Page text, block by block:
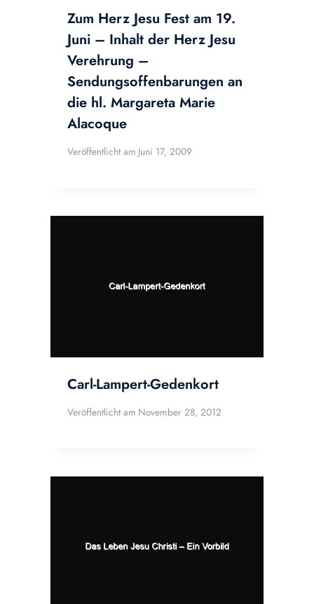
Zum Herz Jesu Fest am 19.
Juni – Inhalt der Herz Jesu
Verehrung –
Sendungsoffenbarungen an
die hl. Margareta Marie
Alacoque
Veröffentlicht am Juni 17, 2009
Carl-Lampert-Gedenkort
Veröffentlicht am November 28, 2012